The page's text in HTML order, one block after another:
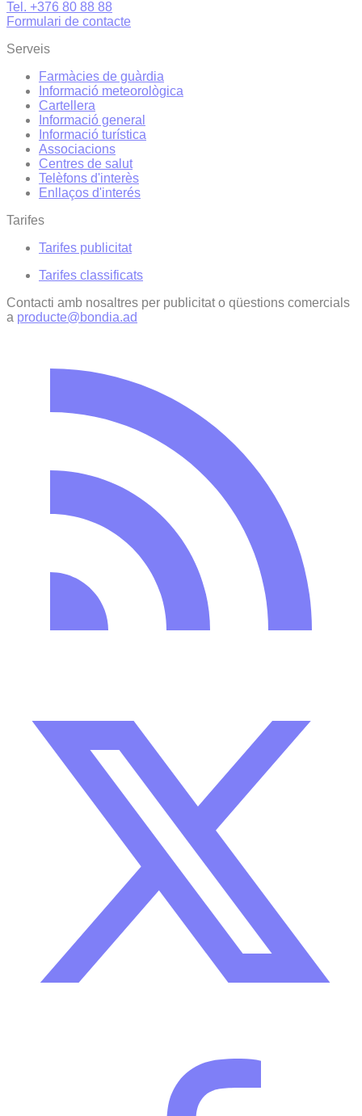
Tel. +376 80 88 88
Formulari de contacte
Serveis
Farmàcies de guàrdia
Informació meteorològica
Cartellera
Informació general
Informació turística
Associacions
Centres de salut
Telèfons d'interès
Enllaços d'interés
Tarifes
Tarifes publicitat
Tarifes classificats
Contacti amb nosaltres per publicitat o qüestions comercials
a producte@bondia.ad